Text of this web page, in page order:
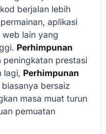
berjalan lebih
aplikasi
lain yang
Perhimpunan
peningkatan prestasi
lagi, Perhimpunan
bersaiz
masa muat turun
pemuatan